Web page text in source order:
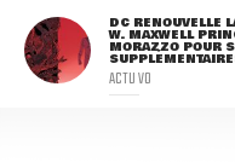
DC RENOUVELLE
W. MAXWELL
MORAZZO POUR
ACTU VO